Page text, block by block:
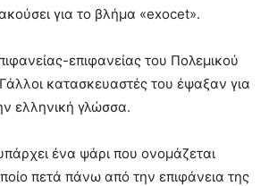
για το βλήμα «exocet».
επιφανείας του Πολεμικού
κατασκευαστές του έψαξαν για
ελληνική γλώσσα.
ένα ψάρι που ονομάζεται
πετά πάνω από την επιφάνεια της